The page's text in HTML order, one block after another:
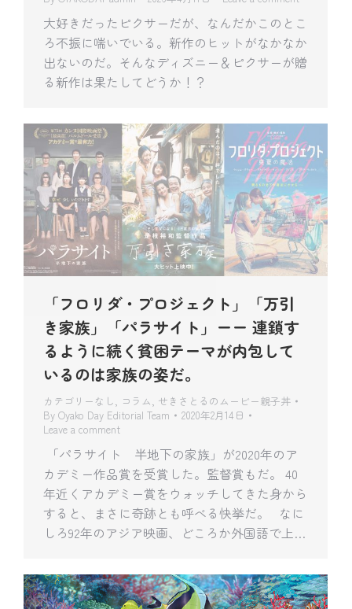
大好きだったピクサーだが、なんだかこのとこ
ろ不振に喘いでいる。新作のヒットがなかなか
出ないのだ。そんなディズニー＆ピクサーが贈
る新作は果たしてどうか！？
「フロリダ・プロジェクト」「万引
き家族」「パラサイト」ーー 連鎖す
るように続く貧困テーマが内包して
いるのは家族の姿だ。
カテゴリーなし コラム せきさとるのムービー親子丼
By Oyako Day Editorial Team
2020年2月14日
Leave a comment
「パラサイト 半地下の家族」が2020年のア
カデミー作品賞を受賞した。監督賞もだ。 40
年近くアカデミー賞をウォッチしてきた身から
すると、まさに奇跡とも呼べる快挙だ。 なに
しろ92年のアジア映画、どころか外国語で上…